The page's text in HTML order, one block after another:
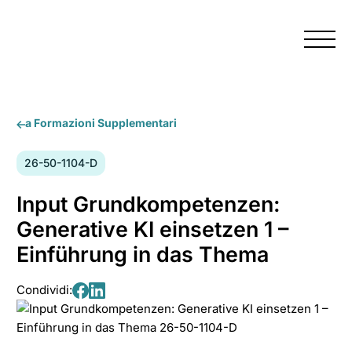
Menu
a Formazioni Supplementari
Numero
del
26-50-1104-D
Input Grundkompetenzen:
Generative KI einsetzen 1 –
Einführung in das Thema
Condividi:
Condividi
su
Condividi
su